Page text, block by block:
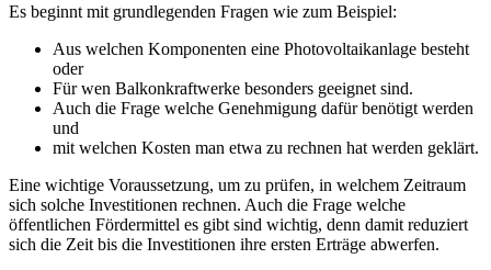
Es beginnt mit grundlegenden Fragen wie zum Beispiel:
Aus welchen Komponenten eine Photovoltaikanlage besteht
oder
Für wen Balkonkraftwerke besonders geeignet sind.
Auch die Frage welche Genehmigung dafür benötigt werden
und
mit welchen Kosten man etwa zu rechnen hat werden geklärt.
Eine wichtige Voraussetzung, um zu prüfen, in welchem Zeitraum
sich solche Investitionen rechnen. Auch die Frage welche
öffentlichen Fördermittel es gibt sind wichtig, denn damit reduziert
sich die Zeit bis die Investitionen ihre ersten Erträge abwerfen.